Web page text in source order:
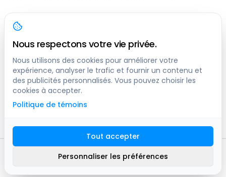
Toronto
150 Ferrand Dr, 6th Floor, Toronto, ON, M3C 3E5, Canada
Vancouver
1200 W 73rd Ave #1415, Vancouver, BC, V6P 6G5, Canada
Calgary
444 5 Ave SW #400 Calgary, AB, T2P 2T8, Canada
2016 -2026
Plan du site
Nous respectons votre vie privée.
Nous utilisons des cookies pour améliorer votre
expérience, analyser le trafic et fournir un contenu et
des publicités personnalisés. Vous pouvez choisir les
cookies à accepter.
Politique de témoins
Tout accepter
Personnaliser les préférences